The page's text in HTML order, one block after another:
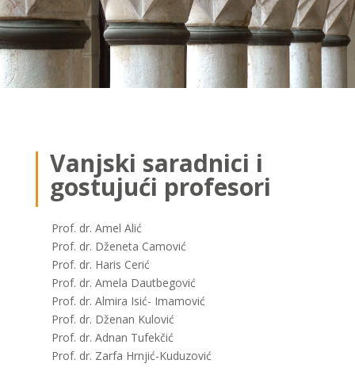
Vanjski saradnici i
gostujući profesori
Prof. dr. Amel Alić
Prof. dr. Dženeta Camović
Prof. dr. Haris Cerić
Prof. dr. Amela Dautbegović
Prof. dr. Almira Isić- Imamović
Prof. dr. Dženan Kulović
Prof. dr. Adnan Tufekčić
Prof. dr. Zarfa Hrnjić-Kuduzović